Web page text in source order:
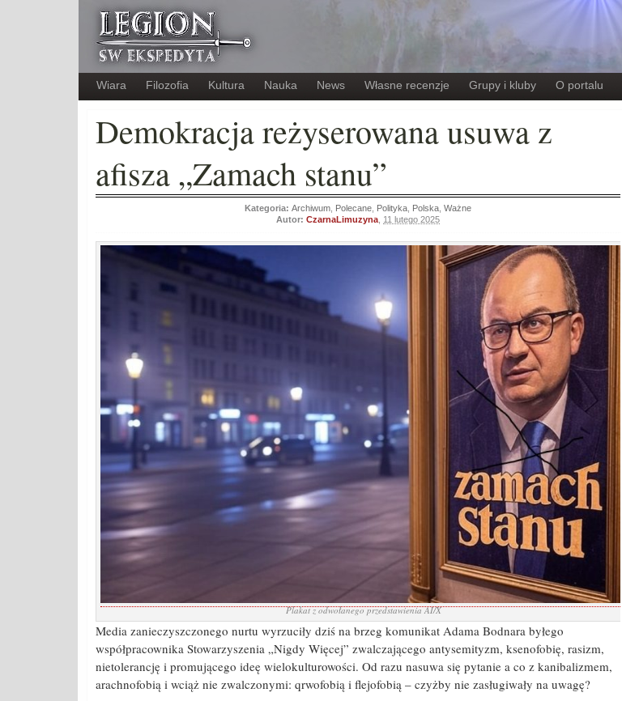
Wiara Filozofia Kultura Nauka News Własne recenzje Grupy i kluby O portalu
Demokracja reżyserowana usuwa z
afisza „Zamach stanu”
Kategoria: Archiwum Polecane Polityka Polska Ważne
Autor: CzarnaLimuzyna 11 lutego 2025
Plakat z odwołanego przedstawienia AI/X
Media zanieczyszczonego nurtu wyrzuciły dziś na brzeg komunikat Adama Bodnara byłego
współpracownika Stowarzyszenia „Nigdy Więcej” zwalczającego antysemityzm, ksenofobię, rasizm,
nietolerancję i promującego ideę wielokulturowości. Od razu nasuwa się pytanie a co z kanibalizmem,
arachnofobią i wciąż nie zwalczonymi: qrwofobią i flejofobią – czyżby nie zasługiwały na uwagę?